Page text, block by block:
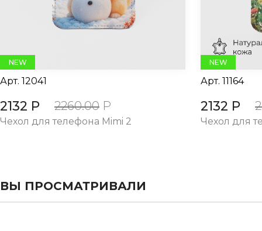
NEW
Арт. 12041
2132 Р 2260.00 Р
Чехол для телефона Mimi 2
NEW
Арт. 11164
2132 Р
Чехол для
ВЫ ПРОСМАТРИВАЛИ